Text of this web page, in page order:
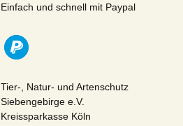
Einfach und schnell mit Paypal
Tier-, Natur- und Artenschutz
Siebengebirge e.V.
Kreissparkasse Köln